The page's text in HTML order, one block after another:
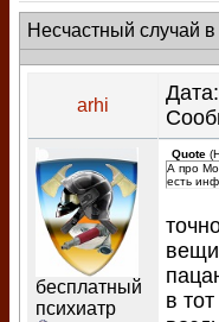
Несчастный случай
arhi
бесплатный
психиатр
Quote (
А про
есть
в